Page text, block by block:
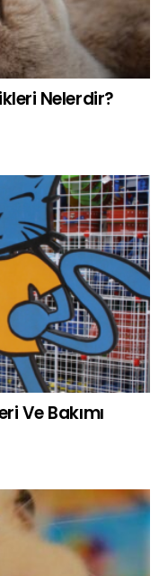
Nelerdir?
Ve Bakımı